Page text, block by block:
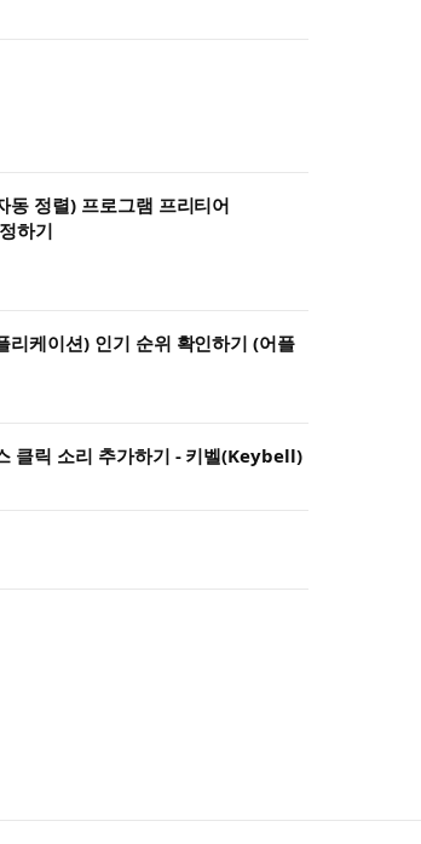
동 정렬) 프로그램 프리티어
하기
리케이션) 인기 순위 확인하기 (어플
클릭 소리 추가하기 - 키벨(Keybell)